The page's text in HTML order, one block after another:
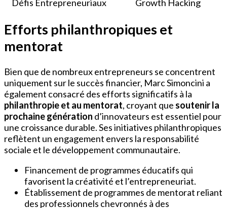
Défis Entrepreneuriaux
Growth Hacking
Efforts philanthropiques et
mentorat
Bien que de nombreux entrepreneurs se concentrent
uniquement sur le succès financier, Marc Simoncini a
également consacré des efforts significatifs à la
philanthropie et au mentorat, croyant que soutenir la
prochaine génération d’innovateurs est essentiel pour
une croissance durable. Ses initiatives philanthropiques
reflètent un engagement envers la responsabilité
sociale et le développement communautaire.
Financement de programmes éducatifs qui
favorisent la créativité et l’entrepreneuriat.
Établissement de programmes de mentorat reliant
des professionnels chevronnés à des